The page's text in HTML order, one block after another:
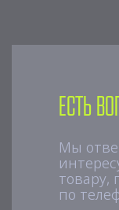
Есть
Мы
товару,
по